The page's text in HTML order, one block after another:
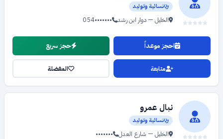
نسائية وتوليد
الخليل — دوار ابن رشد 054•••••••
احجز موعداً حجز سريع
متابعة المفضلة
نبال عمرو
نسائية وتوليد
الخليل — شارع العدل •••••••